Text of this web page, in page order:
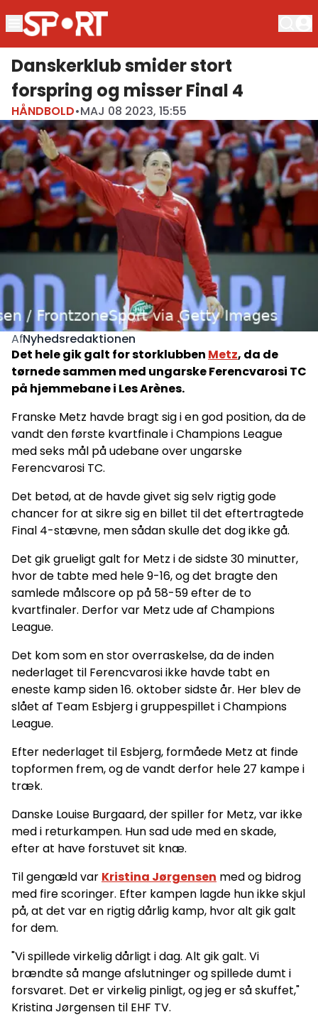
Danskerklub smider stort
forspring og misser Final 4
HÅNDBOLD•MAJ 08 2023, 15:55
AfNyhedsredaktionen
Det hele gik galt for storklubben Metz, da de
tørnede sammen med ungarske Ferencvarosi TC
på hjemmebane i Les Arènes.
Franske Metz havde bragt sig i en god position, da de
vandt den første kvartfinale i Champions League
med seks mål på udebane over ungarske
Ferencvarosi TC.
Det betød, at de havde givet sig selv rigtig gode
chancer for at sikre sig en billet til det eftertragtede
Final 4-stævne, men sådan skulle det dog ikke gå.
Det gik grueligt galt for Metz i de sidste 30 minutter,
hvor de tabte med hele 9-16, og det bragte den
samlede målscore op på 58-59 efter de to
kvartfinaler. Derfor var Metz ude af Champions
League.
Det kom som en stor overraskelse, da de inden
nederlaget til Ferencvarosi ikke havde tabt en
eneste kamp siden 16. oktober sidste år. Her blev de
slået af Team Esbjerg i gruppespillet i Champions
League.
Efter nederlaget til Esbjerg, formåede Metz at finde
topformen frem, og de vandt derfor hele 27 kampe i
træk.
Danske Louise Burgaard, der spiller for Metz, var ikke
med i returkampen. Hun sad ude med en skade,
efter at have forstuvet sit knæ.
Til gengæld var Kristina Jørgensen med og bidrog
med fire scoringer. Efter kampen lagde hun ikke skjul
på, at det var en rigtig dårlig kamp, hvor alt gik galt
for dem.
"Vi spillede virkelig dårligt i dag. Alt gik galt. Vi
brændte så mange afslutninger og spillede dumt i
forsvaret. Det er virkelig pinligt, og jeg er så skuffet,"
Kristina Jørgensen til EHF TV.